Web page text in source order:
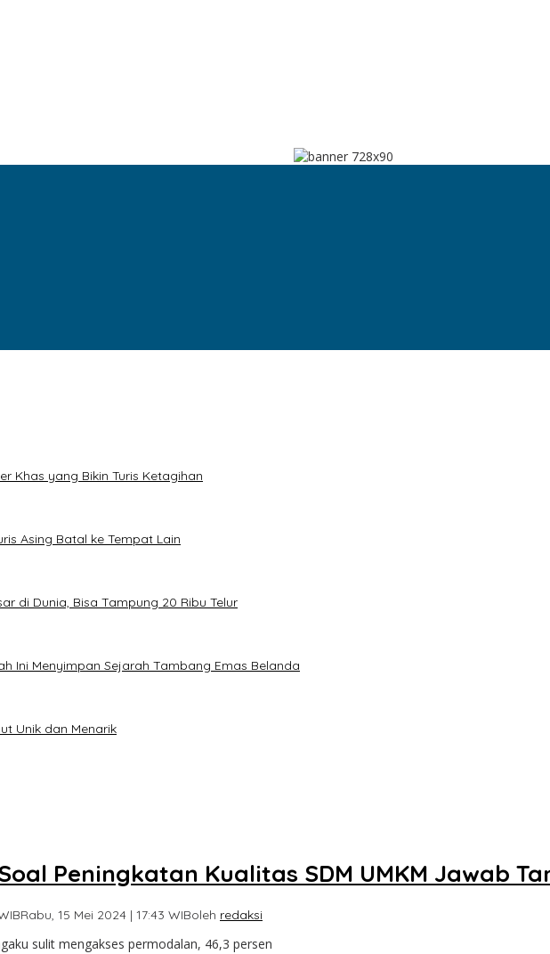
Khas yang Bikin Turis Ketagihan
Asing Batal ke Tempat Lain
di Dunia, Bisa Tampung 20 Ribu Telur
Ini Menyimpan Sejarah Tambang Emas Belanda
Unik dan Menarik
Peningkatan Kualitas SDM UMKM Jawab
Rabu, 15 Mei 2024 | 17:43 WIBoleh redaksi
sulit mengakses permodalan, 46,3 persen